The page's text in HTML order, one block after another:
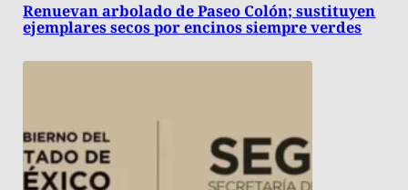
Renuevan arbolado de Paseo Colón; sustituyen
ejemplares secos por encinos siempre verdes